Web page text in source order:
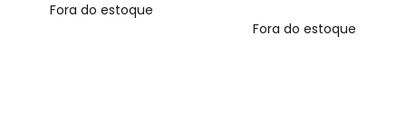
Fora do estoque
Fora do estoque